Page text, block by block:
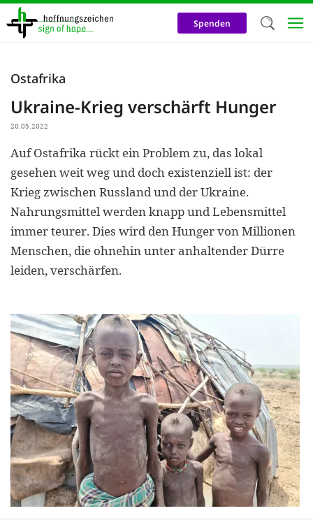
Direkt
zum
Inhalt
Spenden
Ostafrika
Ukraine-Krieg verschärft Hunger
20.05.2022
Auf Ostafrika rückt ein Problem zu, das lokal
gesehen weit weg und doch existenziell ist: der
Krieg zwischen Russland und der Ukraine.
Nahrungsmittel werden knapp und Lebensmittel
immer teurer. Dies wird den Hunger von Millionen
Menschen, die ohnehin unter anhaltender Dürre
leiden, verschärfen.
auf
Cookies zu
helfen
und
unsere
gewinnen.
den